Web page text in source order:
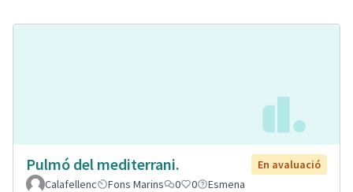
Pulmó del mediterrani.
En avaluació
Calafellenc
Fons Marins 0 0 Esmena